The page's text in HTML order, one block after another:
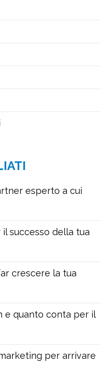
esperto a cui
successo della tua
crescere la tua
e quanto conta per il
per arrivare